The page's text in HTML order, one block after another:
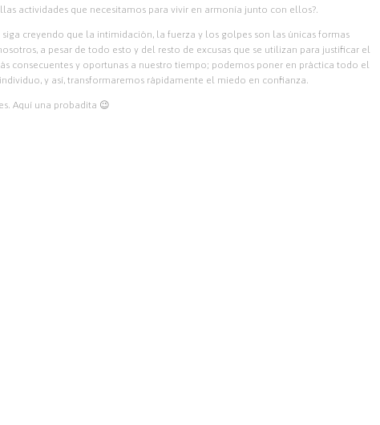
actividades que necesitamos para vivir en armonía junto con ellos?.
creyendo que la intimidación, la fuerza y los golpes son las únicas formas
a pesar de todo esto y del resto de excusas que se utilizan para justificar el
consecuentes y oportunas a nuestro tiempo; podemos poner en práctica todo el
y así, transformaremos rápidamente el miedo en confianza.
Aquí una probadita 😉